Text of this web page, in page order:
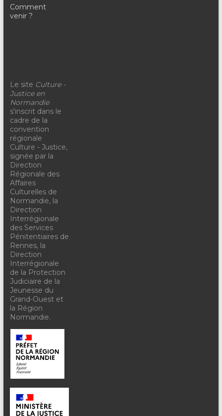
Comment
venir ?
Le site Culture -
Justice en
Normandie
s'inscrit dans le
cadre de la
convention
régionale
Culture - Justice,
signée par la
Direction
Régionale des
Affaires
Culturelles de
Normandie, la
Direction
Interrégionale
des Services
Pénitentiaires de
Rennes, la
Direction
Interrégionale
de la Protection
Judiciaire de la
Jeunesse du
Grand-Ouest et
la Région
Normandie.